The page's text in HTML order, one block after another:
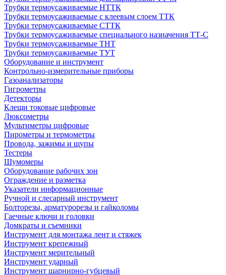
Трубки термоусаживаемые НTТК
Трубки термоусаживаемые с клеевым слоем TТК
Трубки термоусаживаемые СTТК
Трубки термоусаживаемые специального назначения ТТ-С
Трубки термоусаживаемые ТНТ
Трубки термоусаживаемые ТУТ
Оборудование и инструмент
Контрольно-измерительные приборы
Газоанализаторы
Гигрометры
Детекторы
Клещи токовые цифровые
Люксометры
Мультиметры цифровые
Пирометры и термометры
Провода, зажимы и щупы
Тестеры
Шумомеры
Оборудование рабочих зон
Ограждение и разметка
Указатели информационные
Ручной и слесарный инструмент
Болторезы, арматурорезы и гайколомы
Гаечные ключи и головки
Домкраты и съемники
Инструмент для монтажа лент и стяжек
Инструмент крепежный
Инструмент мерительный
Инструмент ударный
Инструмент шарнирно-губцевый